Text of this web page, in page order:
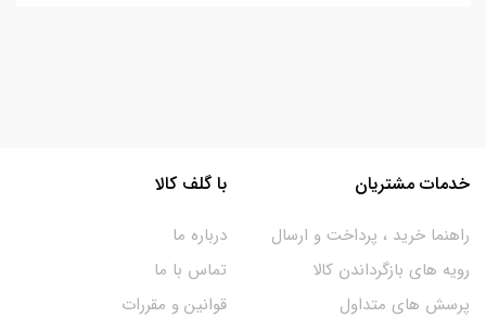
خدمات مشتریان
راهنما خرید ، پرداخت و ارسال
رویه های بازگرداندن کالا
پرسش های متداول
با گلف کالا
درباره ما
تماس با ما
قوانین و مقررات